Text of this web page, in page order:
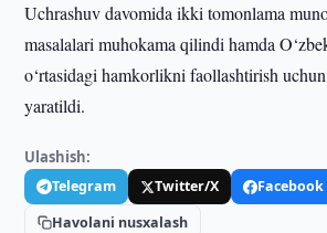
Uchrashuv davomida ikki tomonlama
masalalari muhokama qilindi hamda
o‘rtasidagi hamkorlikni faollashtirish
yaratildi.
Ulashish:
Telegram Twitter/X
Facebook
Havolani nusxalash